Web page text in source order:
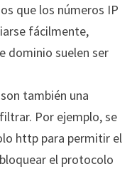
que los números IP
fácilmente,
dominio suelen ser
también una
Por ejemplo, se
http para permitir el
el protocolo